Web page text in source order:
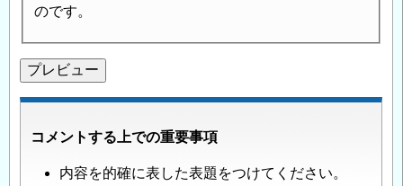
のです。
コメントする上での重要事項
内容を的確に表した表題をつけてください。